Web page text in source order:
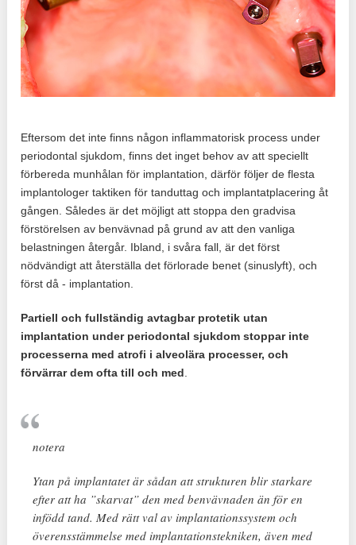
Eftersom det inte finns någon inflammatorisk process under
periodontal sjukdom, finns det inget behov av att speciellt
förbereda munhålan för implantation, därför följer de flesta
implantologer taktiken för tanduttag och implantatplacering åt
gången. Således är det möjligt att stoppa den gradvisa
förstörelsen av benvävnad på grund av att den vanliga
belastningen återgår. Ibland, i svåra fall, är det först
nödvändigt att återställa det förlorade benet (sinuslyft), och
först då - implantation.
Partiell och fullständig avtagbar protetik utan
implantation under periodontal sjukdom stoppar inte
processerna med atrofi i alveolära processer, och
förvärrar dem ofta till och med.
notera
Ytan på implantatet är sådan att strukturen blir starkare
efter att ha ”skarvat” den med benvävnaden än för en
infödd tand. Med rätt val av implantationssystem och
överensstämmelse med implantationstekniken, även med